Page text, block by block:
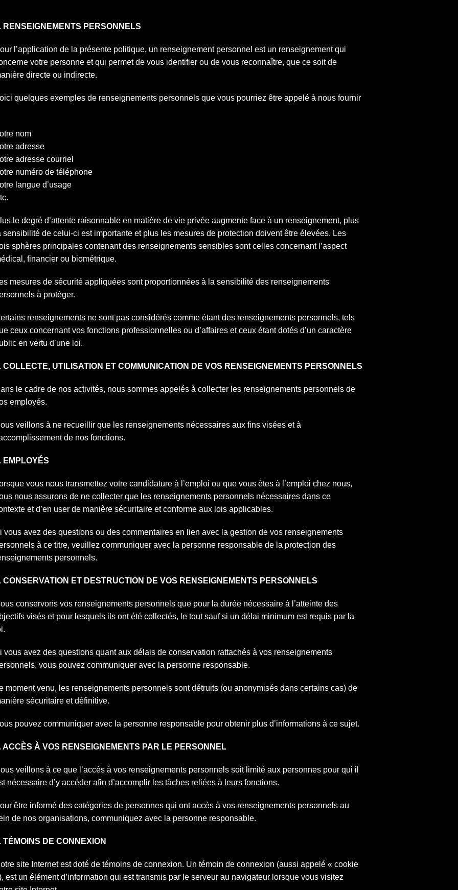
RENSEIGNEMENTS PERSONNELS
l’application de la présente politique, un renseignement personnel est un renseignement qui
votre personne et qui permet de vous identifier ou de vous reconnaître, que ce soit de
directe ou indirecte.
quelques exemples de renseignements personnels que vous pourriez être appelé à nous fournir
nom
adresse
adresse courriel
numéro de téléphone
langue d’usage
le degré d’attente raisonnable en matière de vie privée augmente face à un renseignement, plus
sensibilité de celui-ci est importante et plus les mesures de protection doivent être élevées. Les
sphères principales contenant des renseignements sensibles sont celles concernant l’aspect
financier ou biométrique.
mesures de sécurité appliquées sont proportionnées à la sensibilité des renseignements
à protéger.
renseignements ne sont pas considérés comme étant des renseignements personnels, tels
ceux concernant vos fonctions professionnelles ou d’affaires et ceux étant dotés d’un caractère
en vertu d’une loi.
COLLECTE, UTILISATION ET COMMUNICATION DE VOS RENSEIGNEMENTS PERSONNELS
le cadre de nos activités, nous sommes appelés à collecter les renseignements personnels de
employés.
veillons à ne recueillir que les renseignements nécessaires aux fins visées et à
de nos fonctions.
EMPLOYÉS
vous nous transmettez votre candidature à l’emploi ou que vous êtes à l’emploi chez nous,
nous assurons de ne collecter que les renseignements personnels nécessaires dans ce
et d’en user de manière sécuritaire et conforme aux lois applicables.
vous avez des questions ou des commentaires en lien avec la gestion de vos renseignements
à ce titre, veuillez communiquer avec la personne responsable de la protection des
personnels.
CONSERVATION ET DESTRUCTION DE VOS RENSEIGNEMENTS PERSONNELS
conservons vos renseignements personnels que pour la durée nécessaire à l’atteinte des
visés et pour lesquels ils ont été collectés, le tout sauf si un délai minimum est requis par la
vous avez des questions quant aux délais de conservation rattachés à vos renseignements
vous pouvez communiquer avec la personne responsable.
moment venu, les renseignements personnels sont détruits (ou anonymisés dans certains cas) de
sécuritaire et définitive.
pouvez communiquer avec la personne responsable pour obtenir plus d’informations à ce sujet.
ACCÈS À VOS RENSEIGNEMENTS PAR LE PERSONNEL
veillons à ce que l’accès à vos renseignements personnels soit limité aux personnes pour qui il
nécessaire d’y accéder afin d’accomplir les tâches reliées à leurs fonctions.
être informé des catégories de personnes qui ont accès à vos renseignements personnels au
de nos organisations, communiquez avec la personne responsable.
TÉMOINS DE CONNEXION
site Internet est doté de témoins de connexion. Un témoin de connexion (aussi appelé « cookie
est un élément d’information qui est transmis par le serveur au navigateur lorsque vous visitez